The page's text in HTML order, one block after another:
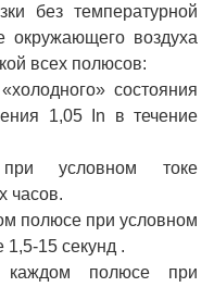
без температурной
окружающего воздуха
всех полюсов:
состояния
1,05 In в течение
условном токе
часов.
полюсе при условном
1,5-15 секунд .
полюсе при